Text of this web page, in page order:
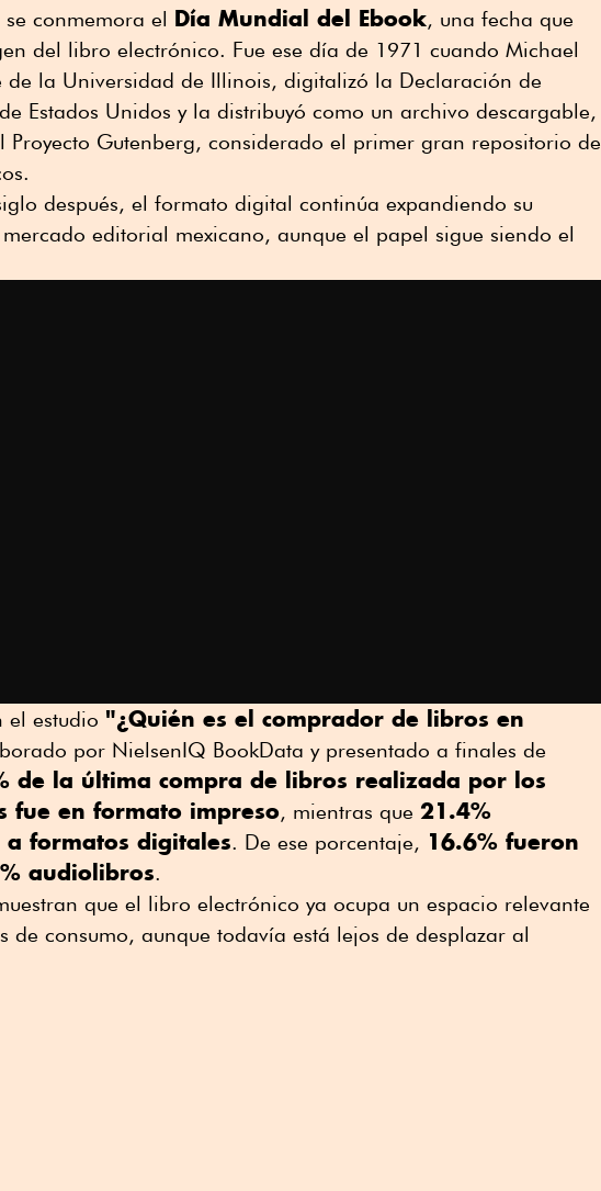
conmemora el Día Mundial del Ebook, una fecha que
del libro electrónico. Fue ese día de 1971 cuando Michael
de la Universidad de Illinois, digitalizó la Declaración de
Estados Unidos y la distribuyó como un archivo descargable,
Gutenberg, considerado el primer gran repositorio de
después, el formato digital continúa expandiendo su
editorial mexicano, aunque el papel sigue siendo el
el estudio "¿Quién es el comprador de libros en
por NielsenIQ BookData y presentado a finales de
de la última compra de libros realizada por los
fue en formato impreso, mientras que 21.4%
a formatos digitales. De ese porcentaje, 16.6% fueron
audiolibros.
que el libro electrónico ya ocupa un espacio relevante
de consumo, aunque todavía está lejos de desplazar al